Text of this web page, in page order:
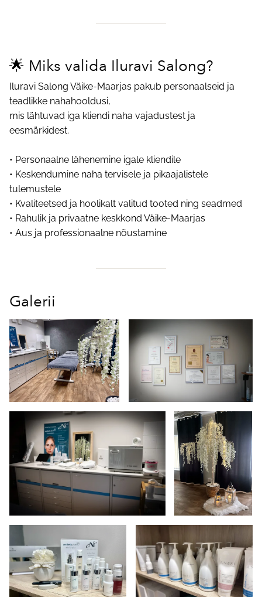
🌟 Miks valida Iluravi Salong?
Iluravi Salong Väike-Maarjas pakub personaalseid ja
teadlikke nahahooldusi,
mis lähtuvad iga kliendi naha vajadustest ja
eesmärkidest.
• Personaalne lähenemine igale kliendile
• Keskendumine naha tervisele ja pikaajalistele
tulemustele
• Kvaliteetsed ja hoolikalt valitud tooted ning seadmed
• Rahulik ja privaatne keskkond Väike-Maarjas
• Aus ja professionaalne nõustamine
Galerii